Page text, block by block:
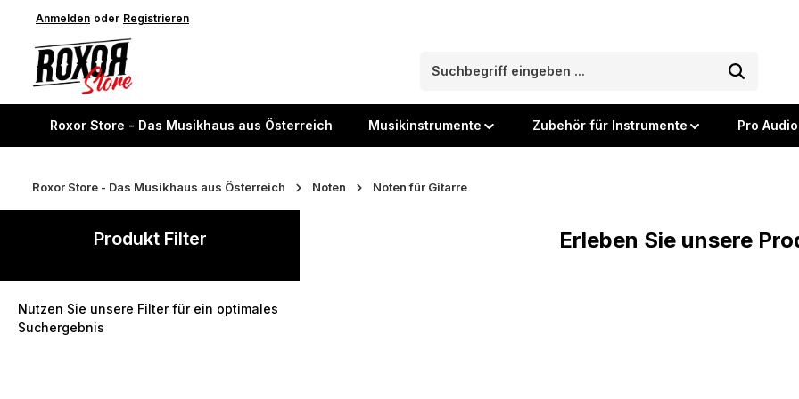
Zur Hauptnavigation springen
Anmelden oder Registrieren
Roxor Store - Das Musikhaus aus Österreich Musikinstrumente Zubehör für Instrumente Pro Audio
Roxor Store - Das Musikhaus aus Österreich Noten Noten für Gitarre
Produkt Filter
Nutzen Sie unsere Filter für ein optimales
Suchergebnis
Erleben Sie unsere